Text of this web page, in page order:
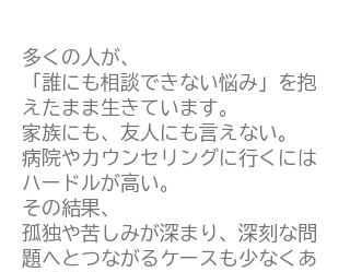
多くの人が、
「誰にも相談できない悩み」を抱
えたまま生きています。
家族にも、友人にも言えない。
病院やカウンセリングに行くには
ハードルが高い。
その結果、
孤独や苦しみが深まり、深刻な問
題へとつながるケースも少なくあ